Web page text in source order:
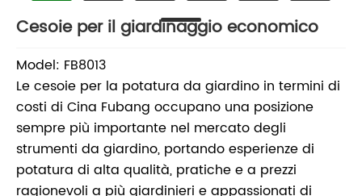
Cesoie per il giardinaggio economico
Model: FB8013
Le cesoie per la potatura da giardino in termini di
costi di Cina Fubang occupano una posizione
sempre più importante nel mercato degli
strumenti da giardino, portando esperienze di
potatura di alta qualità, pratiche e a prezzi
ragionevoli a più giardinieri e appassionati di